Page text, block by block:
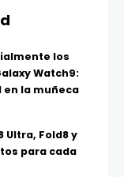
los
Watch9:
en la muñeca
Ultra, Fold8 y
para cada